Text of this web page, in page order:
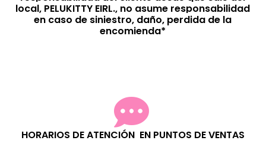
local, PELUKITTY EIRL., no asume responsabilidad
en caso de siniestro, daño, perdida de la
encomienda*
HORARIOS DE ATENCIÓN EN PUNTOS DE VENTAS